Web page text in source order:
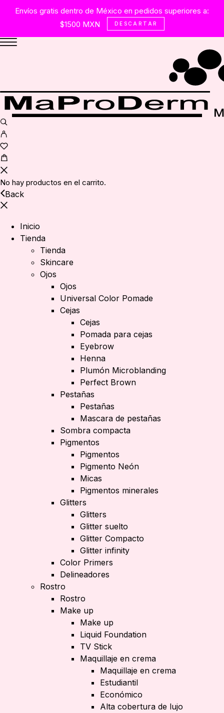
Envíos gratis dentro de México en pedidos superiores a:
$1500 MXN
DESCARTAR
No hay productos en el carrito.
Back
Inicio
Tienda
Tienda
Skincare
Ojos
Ojos
Universal Color Pomade
Cejas
Cejas
Pomada para cejas
Eyebrow
Henna
Plumón Microblanding
Perfect Brown
Pestañas
Pestañas
Mascara de pestañas
Sombra compacta
Pigmentos
Pigmentos
Pigmento Neón
Micas
Pigmentos minerales
Glitters
Glitters
Glitter suelto
Glitter Compacto
Glitter infinity
Color Primers
Delineadores
Rostro
Rostro
Make up
Make up
Liquid Foundation
TV Stick
Maquillaje en crema
Maquillaje en crema
Estudiantil
Económico
Alta cobertura de lujo